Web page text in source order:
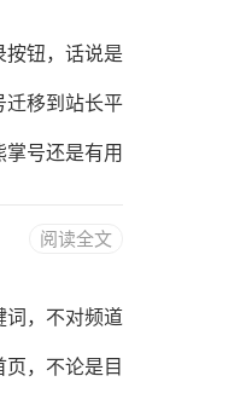
按钮，话说是
迁移到站长平
号还是有用
推送资源，
阅读全文
词，不对频道
，不论是目